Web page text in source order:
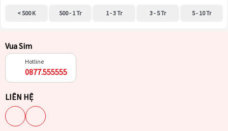
< 500 K 500 - 1 Tr 1 - 3 Tr 3 - 5 Tr 5 - 10 Tr
Vua Sim
Hotline
0877.555555
LIÊN HỆ